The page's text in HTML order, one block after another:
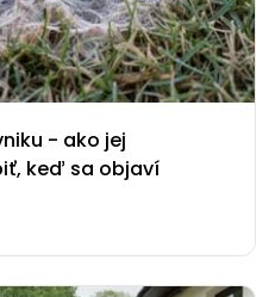
- ako jej
keď sa objaví